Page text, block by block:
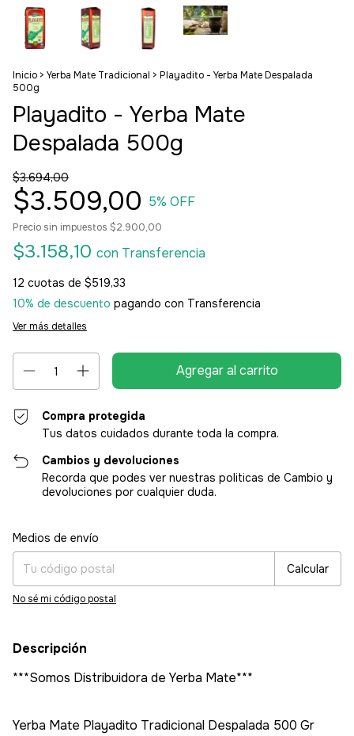
Inicio > Yerba Mate Tradicional > Playadito - Yerba Mate Despalada
500g
Playadito - Yerba Mate
Despalada 500g
$3.694,00
$3.509,00 5% OFF
Precio sin impuestos $2.900,00
$3.158,10 con Transferencia
12 cuotas de $519,33
10% de descuento pagando con Transferencia
Ver más detalles
Compra protegida
Tus datos cuidados durante toda la compra.
Cambios y devoluciones
Recorda que podes ver nuestras politicas de Cambio y
devoluciones por cualquier duda.
Entregas para el CP:
Medios de envío
Calcular
No sé mi código postal
Descripción
***Somos Distribuidora de Yerba Mate***
Yerba Mate Playadito Tradicional Despalada 500 Gr